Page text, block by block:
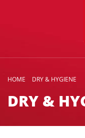
HOME DRY & HYGIENE
DRY &